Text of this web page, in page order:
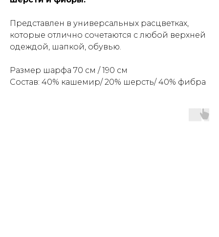
Представлен в универсальных расцветках,
которые отлично сочетаются с любой верхней
одеждой, шапкой, обувью.
Размер шарфа 70 см / 190 см
Состав: 40% кашемир/ 20% шерсть/ 40% фибра